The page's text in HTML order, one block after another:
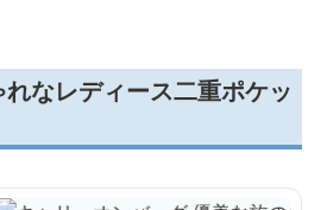
なレディース二重ポケッ